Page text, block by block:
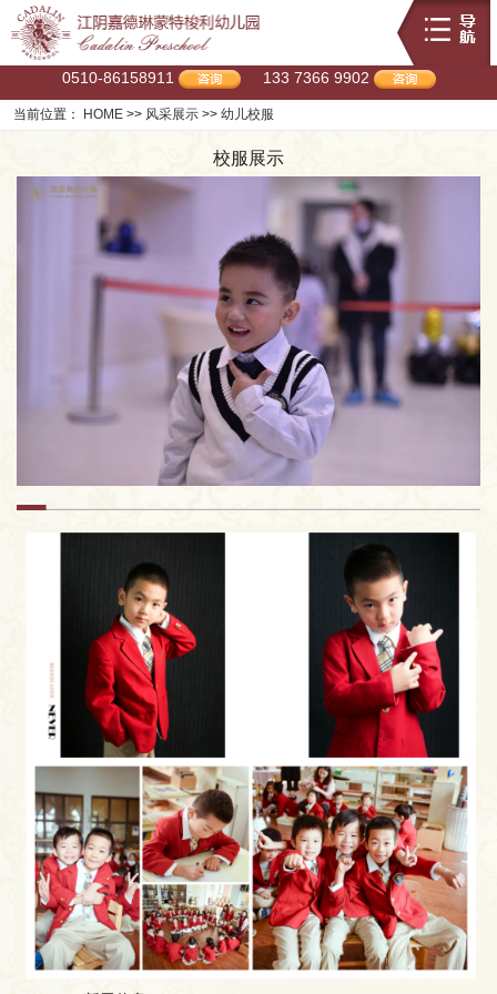
0510-86158911 133 7366 9902
当前位置： HOME >> 风采展示 >> 幼儿校服
校服展示